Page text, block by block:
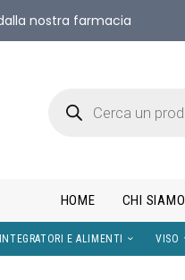
nostra farmacia
HOME CHI SIAMO